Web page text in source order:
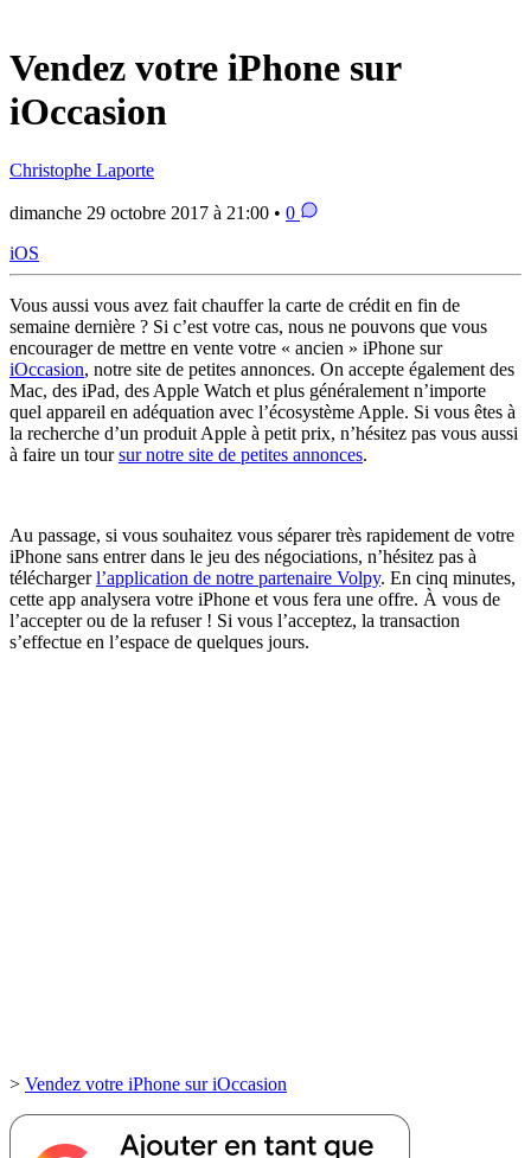
Vendez votre iPhone sur
iOccasion
Christophe Laporte
dimanche 29 octobre 2017 à 21:00 • 0
iOS
Vous aussi vous avez fait chauffer la carte de crédit en fin de
semaine dernière ? Si c’est votre cas, nous ne pouvons que vous
encourager de mettre en vente votre « ancien » iPhone sur
iOccasion, notre site de petites annonces. On accepte également des
Mac, des iPad, des Apple Watch et plus généralement n’importe
quel appareil en adéquation avec l’écosystème Apple. Si vous êtes à
la recherche d’un produit Apple à petit prix, n’hésitez pas vous aussi
à faire un toursur notre site de petites annonces.
Au passage, si vous souhaitez vous séparer très rapidement de votre
iPhone sans entrer dans le jeu des négociations, n’hésitez pas à
téléchargerl’application de notre partenaire Volpy. En cinq minutes,
cette app analysera votre iPhone et vous fera une offre. À vous de
l’accepter ou de la refuser ! Si vous l’acceptez, la transaction
s’effectue en l’espace de quelques jours.
> Vendez votre iPhone sur iOccasion